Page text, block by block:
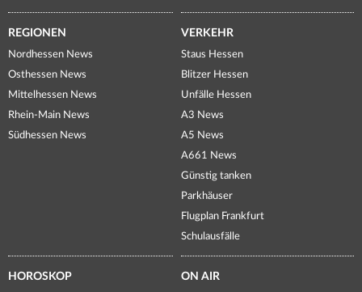
REGIONEN
Nordhessen News
Osthessen News
Mittelhessen News
Rhein-Main News
Südhessen News
VERKEHR
Staus Hessen
Blitzer Hessen
Unfälle Hessen
A3 News
A5 News
A661 News
Günstig tanken
Parkhäuser
Flugplan Frankfurt
Schulausfälle
HOROSKOP ON AIR